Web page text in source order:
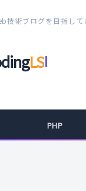
技術ブログを目指して
LS
PHP